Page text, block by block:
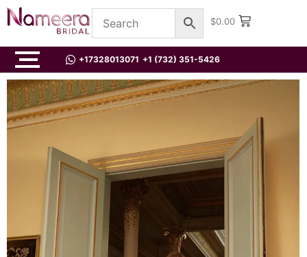
$0.00
+17328013071 +1 (732) 351-5426